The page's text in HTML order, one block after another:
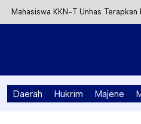
Mahasiswa KKN-T Unhas
Kecewa Kapolresta Absen, APPK
Daerah Hukrim Majene